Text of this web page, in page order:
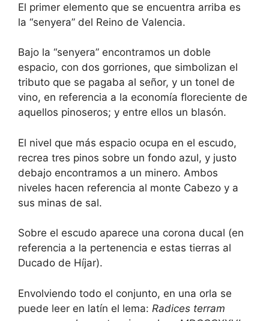
El primer elemento que se encuentra arriba es
la “senyera” del Reino de Valencia.
Bajo la “senyera” encontramos un doble
espacio, con dos gorriones, que simbolizan el
tributo que se pagaba al señor, y un tonel de
vino, en referencia a la economía floreciente de
aquellos pinoseros; y entre ellos un blasón.
El nivel que más espacio ocupa en el escudo,
recrea tres pinos sobre un fondo azul, y justo
debajo encontramos a un minero. Ambos
niveles hacen referencia al monte Cabezo y a
sus minas de sal.
Sobre el escudo aparece una corona ducal (en
referencia a la pertenencia e estas tierras al
Ducado de Híjar).
Envolviendo todo el conjunto, en una orla se
puede leer en latín el lema: Radices terram